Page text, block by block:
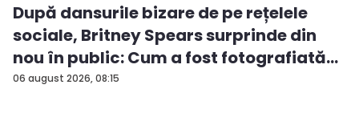
06 august 2026, 08:15
După dansurile bizare de pe rețelele
sociale, Britney Spears surprinde din
nou în public: Cum a fost fotografiată
î...